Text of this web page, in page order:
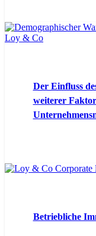
Der Einfluss
weiterer
Betriebliche